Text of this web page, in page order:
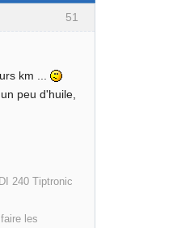
51
km ...
peu d'huile,
240 Tiptronic
les